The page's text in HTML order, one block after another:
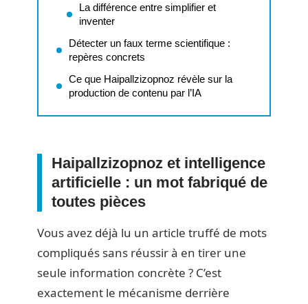
La différence entre simplifier et
inventer
Détecter un faux terme scientifique :
repères concrets
Ce que Haipallzizopnoz révèle sur la
production de contenu par l’IA
Haipallzizopnoz et intelligence
artificielle : un mot fabriqué de
toutes pièces
Vous avez déjà lu un article truffé de mots
compliqués sans réussir à en tirer une
seule information concrète ? C’est
exactement le mécanisme derrière